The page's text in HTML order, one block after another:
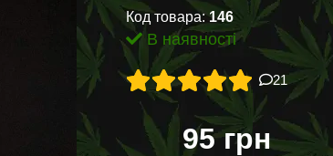
Код товара:146
В наявності
21
95 грн